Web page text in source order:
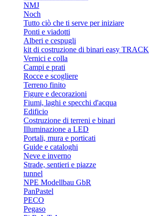
NMJ
Noch
Tutto ciò che ti serve per iniziare
Ponti e viadotti
Alberi e cespugli
kit di costruzione di binari easy TRACK
Vernici e colla
Campi e prati
Rocce e scogliere
Terreno finito
Figure e decorazioni
Fiumi, laghi e specchi d'acqua
Edificio
Costruzione di terreni e binari
Illuminazione a LED
Portali, mura e porticati
Guide e cataloghi
Neve e inverno
Strade, sentieri e piazze
tunnel
NPE Modellbau GbR
PanPastel
PECO
Pegaso